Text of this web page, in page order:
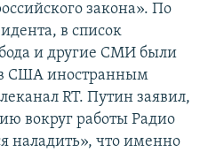
закона». По
в список
и другие СМИ были
в США иностранным
RT. Путин заявил,
вокруг работы Радио
наладить», что именно